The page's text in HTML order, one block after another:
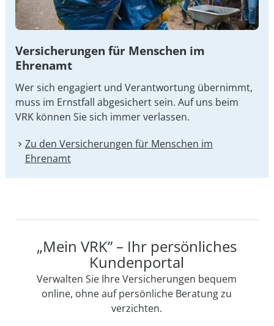
Versicherungen für Menschen im
Ehrenamt
Wer sich engagiert und Verantwortung übernimmt,
muss im Ernstfall abgesichert sein. Auf uns beim
VRK können Sie sich immer verlassen.
Zu den Versicherungen für Menschen im
Ehrenamt
„Mein VRK” – Ihr persönliches
Kundenportal
Verwalten Sie Ihre Versicherungen bequem
online, ohne auf persön­li­che Beratung zu
verzichten.